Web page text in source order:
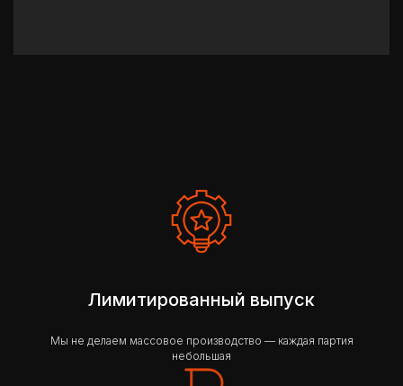
Лимитированный выпуск
Мы не делаем массовое производство — каждая партия
небольшая